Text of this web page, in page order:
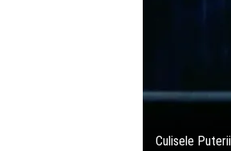
Culisele